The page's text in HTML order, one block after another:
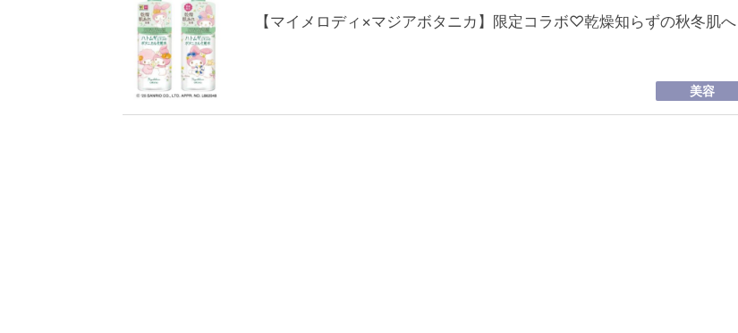
【マイメロディ×マジアボタニカ】限定コラボ♡乾燥知らずの秋冬肌へ
美容